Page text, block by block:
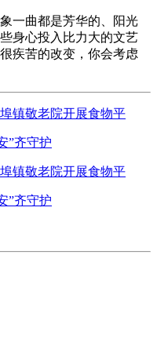
曲都是芳华的、阳光
身心投入比力大的文艺
疾苦的改变，你会考虑
镇敬老院开展食物平
”齐守护
镇敬老院开展食物平
”齐守护